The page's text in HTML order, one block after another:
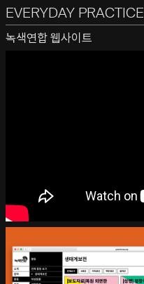
EVERYDAY PRACTICE
일상의실천
녹색연합 웹사이트